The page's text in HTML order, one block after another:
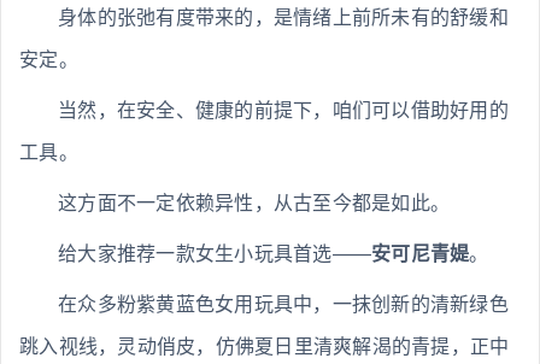
身体的张弛有度带来的，是情绪上前所未有的舒缓和
安定。
当然，在安全、健康的前提下，咱们可以借助好用的
工具。
这方面不一定依赖异性，从古至今都是如此。
给大家推荐一款女生小玩具首选——安可尼青媞。
在众多粉紫黄蓝色女用玩具中，一抹创新的清新绿色
跳入视线，灵动俏皮，仿佛夏日里清爽解渴的青提，正中